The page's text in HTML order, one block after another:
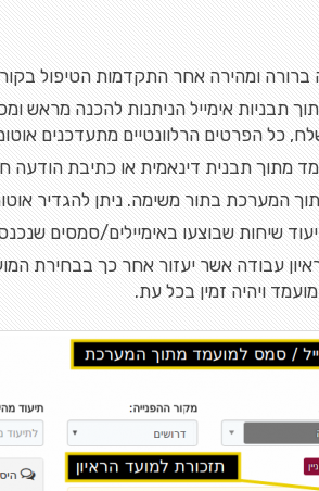
ומהירה אחר התקדמות הטיפול
תבניות אימייל הניתנות להכנה מראש
כל הפרטים הרלוונטיים מתעדכנים
מתוך תבנית דינאמית או כתיבת הודעה
המערכת בתור משימה. ניתן להגדיר
שיחות שבוצעו באימיילים/סמסים
עבודה אשר יעזור אחר כך בבחירת
ויהיה זמין בכל עת.